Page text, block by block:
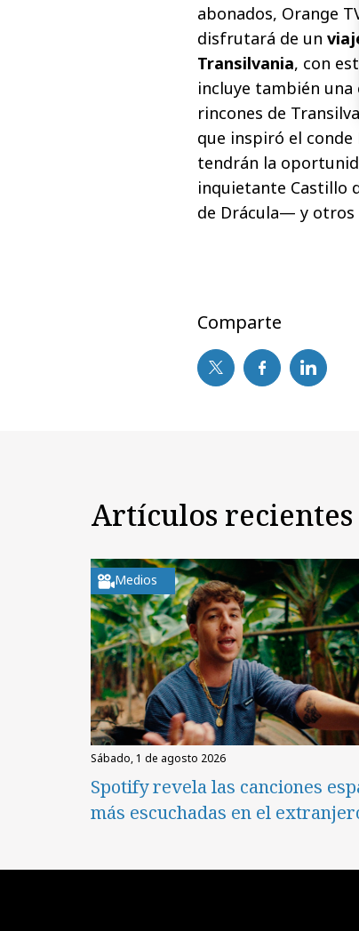
abonados, Orange
disfrutará de un
Transilvania, con
incluye también
rincones de
que inspiró el
tendrán la
inquietante Castillo
de Drácula— y otros
Comparte
Artículos recientes
Medios
sábado, 1 de agosto 2026
Spotify revela las canciones
más escuchadas en el